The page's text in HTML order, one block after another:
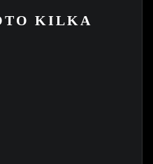
KILKA